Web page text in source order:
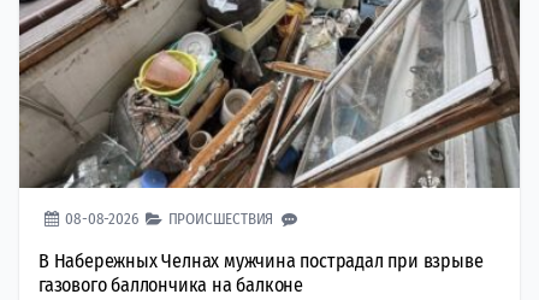
08-08-2026 ПРОИСШЕСТВИЯ
В Набережных Челнах мужчина пострадал при взрыве
газового баллончика на балконе